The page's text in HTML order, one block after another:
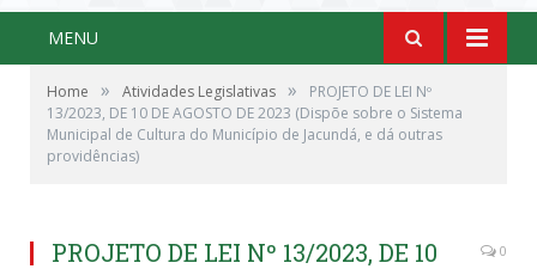
MENU
Home » Atividades Legislativas »
PROJETO DE LEI Nº
13/2023, DE 10 DE AGOSTO DE 2023 (Dispõe sobre o Sistema
Municipal de Cultura do Município de Jacundá, e dá outras
providências)
PROJETO DE LEI Nº 13/2023, DE 10
0